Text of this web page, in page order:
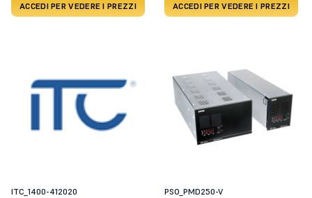
ACCEDI PER VEDERE I PREZZI ACCEDI PER VEDERE I PREZZI
ITC_1400-412020 PSO_PMD250-V